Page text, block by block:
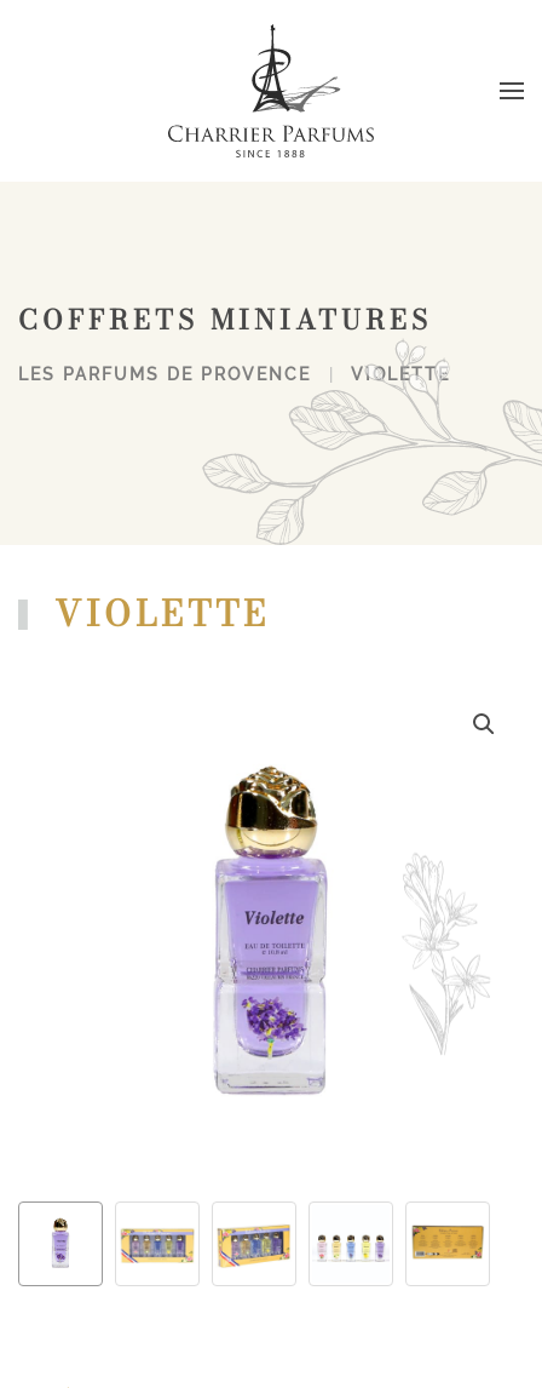
Passer au contenu principal
COFFRETS MINIATURES
LES PARFUMS DE PROVENCE VIOLETTE
VIOLETTE